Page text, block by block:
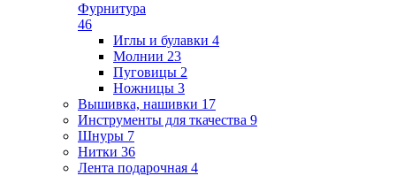
Фурнитура
46
Иглы и булавки 4
Молнии 23
Пуговицы 2
Ножницы 3
Вышивка, нашивки 17
Инструменты для ткачества 9
Шнуры 7
Нитки 36
Лента подарочная 4